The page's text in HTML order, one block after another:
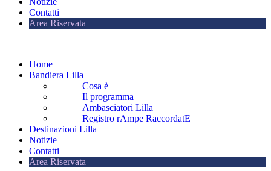
Contatti
Area Riservata
Home
Bandiera Lilla
Cosa è
Il programma
Ambasciatori Lilla
Registro rAmpe RaccordatE
Destinazioni Lilla
Notizie
Contatti
Area Riservata